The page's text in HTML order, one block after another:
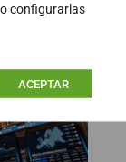
configurarlas
ACEPTAR